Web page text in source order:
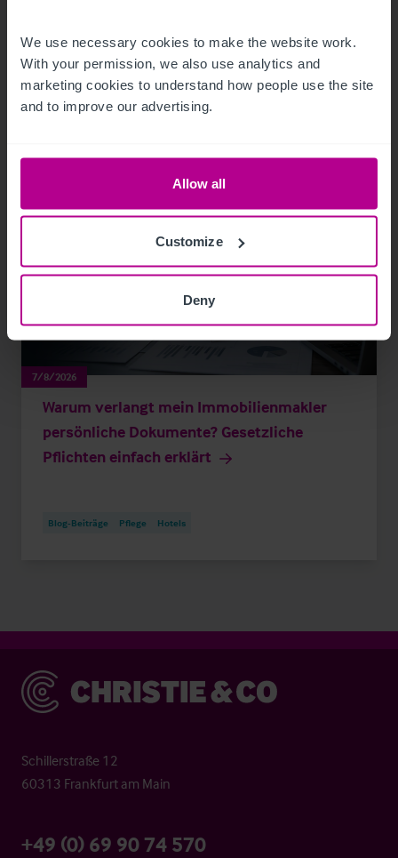
We use necessary cookies to make the website work.
With your permission, we also use analytics and
marketing cookies to understand how people use the site
and to improve our advertising.
Allow all
Customize
Deny
Pressemitteilungen Hotels
7/8/2026
Warum verlangt mein Immobilienmakler
persönliche Dokumente? Gesetzliche
Pflichten einfach erklärt
Blog-Beiträge Pflege Hotels
Christie & Co
Schillerstraße 12
60313 Frankfurt am Main
+49 (0) 69 90 74 570